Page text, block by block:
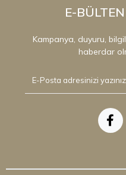
E-
Kampanya, duyuru,
haberdar